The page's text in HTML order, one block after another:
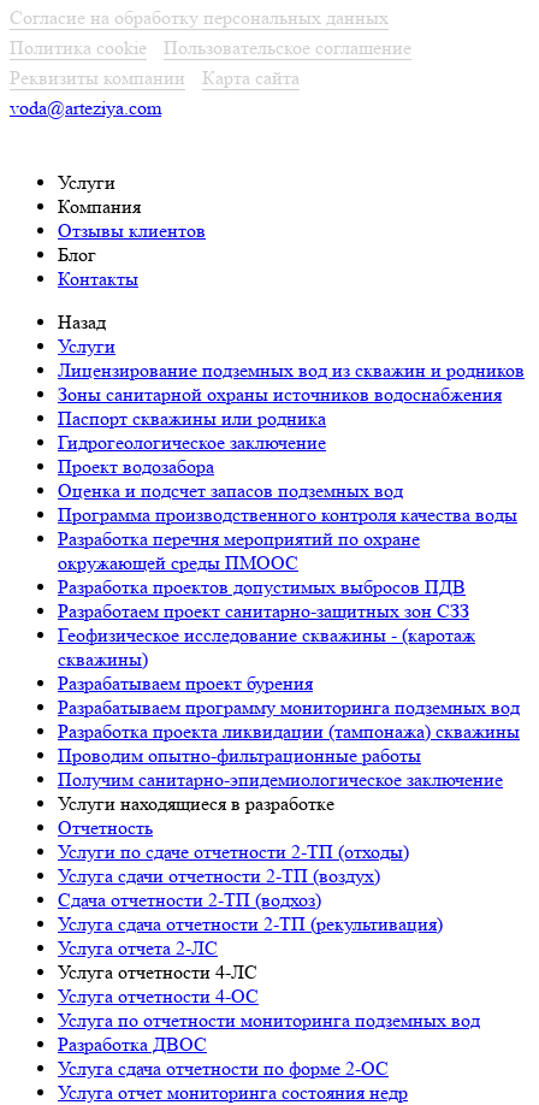
Согласие на обработку персональных данных
Политика cookie
Пользовательское соглашение
Реквизиты компании
Карта сайта
voda@arteziya.com
Услуги
Компания
Отзывы клиентов
Блог
Контакты
Назад
Услуги
Лицензирование подземных вод из скважин и родников
Зоны санитарной охраны источников водоснабжения
Паспорт скважины или родника
Гидрогеологическое заключение
Проект водозабора
Оценка и подсчет запасов подземных вод
Программа производственного контроля качества воды
Разработка перечня мероприятий по охране
окружающей среды ПМООС
Разработка проектов допустимых выбросов ПДВ
Разработаем проект санитарно-защитных зон СЗЗ
Геофизическое исследование скважины - (каротаж
скважины)
Разрабатываем проект бурения
Разрабатываем программу мониторинга подземных вод
Разработка проекта ликвидации (тампонажа) скважины
Проводим опытно-фильтрационные работы
Получим санитарно-эпидемиологическое заключение
Услуги находящиеся в разработке
Отчетность
Услуги по сдаче отчетности 2-ТП (отходы)
Услуга сдачи отчетности 2-ТП (воздух)
Сдача отчетности 2-ТП (водхоз)
Услуга сдача отчетности 2-ТП (рекультивация)
Услуга отчета 2-ЛС
Услуга отчетности 4-ЛС
Услуга отчетности 4-ОС
Услуга по отчетности мониторинга подземных вод
Разработка ДВОС
Услуга сдача отчетности по форме 2-ОС
Услуга отчет мониторинга состояния недр